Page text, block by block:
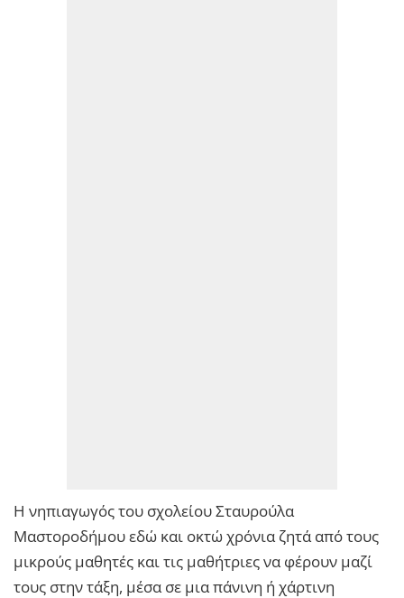
Η νηπιαγωγός του σχολείου Σταυρούλα
Μαστοροδήμου εδώ και οκτώ χρόνια ζητά από τους
μικρούς μαθητές και τις μαθήτριες να φέρουν μαζί
τους στην τάξη, μέσα σε μια πάνινη ή χάρτινη